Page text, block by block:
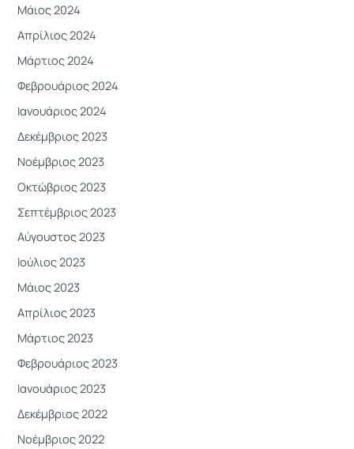
Μάιος 2024
Απρίλιος 2024
Μάρτιος 2024
Φεβρουάριος 2024
Ιανουάριος 2024
Δεκέμβριος 2023
Νοέμβριος 2023
Οκτώβριος 2023
Σεπτέμβριος 2023
Αύγουστος 2023
Ιούλιος 2023
Μάιος 2023
Απρίλιος 2023
Μάρτιος 2023
Φεβρουάριος 2023
Ιανουάριος 2023
Δεκέμβριος 2022
Νοέμβριος 2022